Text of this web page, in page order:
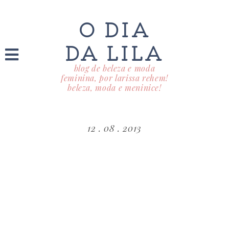
O DIA
DA LILA
blog de beleza e moda
feminina, por larissa rehem!
beleza, moda e meninice!
12 . 08 . 2013